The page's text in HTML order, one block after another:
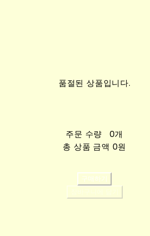
품절된 상품입니다.
주문 수량
0개
총 상품 금액 0원
구매하기